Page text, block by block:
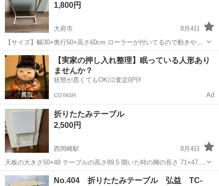
せん。 【アピール...1,800円
大府市
8月4日
【サイズ】幅30×奥行50×高さ60cm ローラーが付いてるので動きやす
いです。 不要になったため、取りにきてくれる方を優先にお譲りしま
す。 中古品であることをご理解の上、ご購入のほどよろしくお願い致
します。
愛知 大府市 テーブル サイドテーブル
【実家の押し入れ整理】眠っている人形あり
ませんか？
状態が悪くてもOK🙆‍♀️査定0円‼️
COYASH Ad
折りたたみテーブル
2,500円
西岡崎駅
8月4日
天板の大きさ50×48 テーブルの高さ89.5 開いた時の脚の長さ 71×47.5
折りたたんだ時の高さ107 素人採寸の為誤差があったらすみません(>
<)‼︎ ほぼ使ってない為綺麗かと思います\(◡̈)/♥︎ 使ったのは...
愛知 岡崎市 西岡崎駅 テーブル
No.404 折りたたみテーブル 弘益 TC-